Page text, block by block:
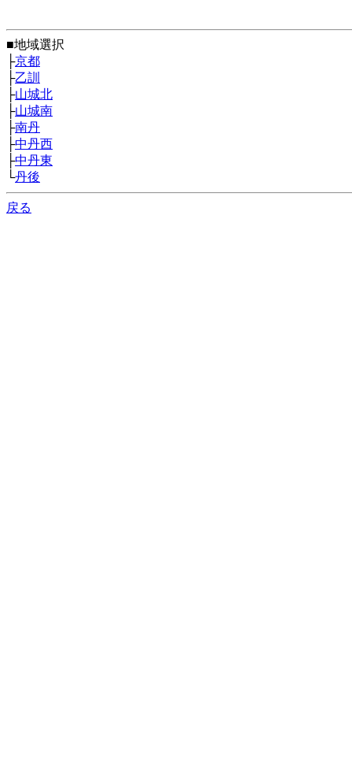
■地域選択
├京都
├乙訓
├山城北
├山城南
├南丹
├中丹西
├中丹東
└丹後
戻る